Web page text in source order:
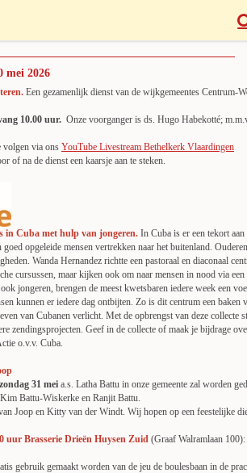
mei 2026
Een gezamenlijk dienst van de wijkgemeentes Centrum-
10.00 uur. Onze voorganger is ds. Hugo Habekotté;
via ons YouTube Livestream Bethelkerk Vlaardingen
of na de dienst een kaarsje aan te steken.
in Cuba met hulp van jongeren. In Cuba is er een tekort
opgeleide mensen vertrekken naar het buitenland.
Wanda Hernandez richtte een pastoraal en diaconaal
cursussen, maar kijken ook om naar mensen in nood via
jongeren, brengen de meest kwetsbaren iedere week een
kunnen er iedere dag ontbijten. Zo is dit centrum een baken
van Cubanen verlicht. Met de opbrengst van deze collecte
zendingsprojecten. Geef in de collecte of maak je bijdrage
o.v.v. Cuba.
zondag 31 mei a.s. Latha Battu in onze gemeente zal worden
Battu-Wiskerke en Ranjit Battu.
Joop en Kitty van der Windt. Wij hopen op een feestelijke
uur Brasserie Drieën Huysen Zuid (Graaf Walramlaan
gebruik gemaakt worden van de jeu de boulesbaan in de